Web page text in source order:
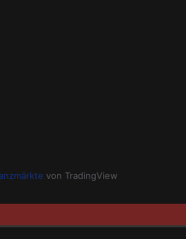
von TradingView